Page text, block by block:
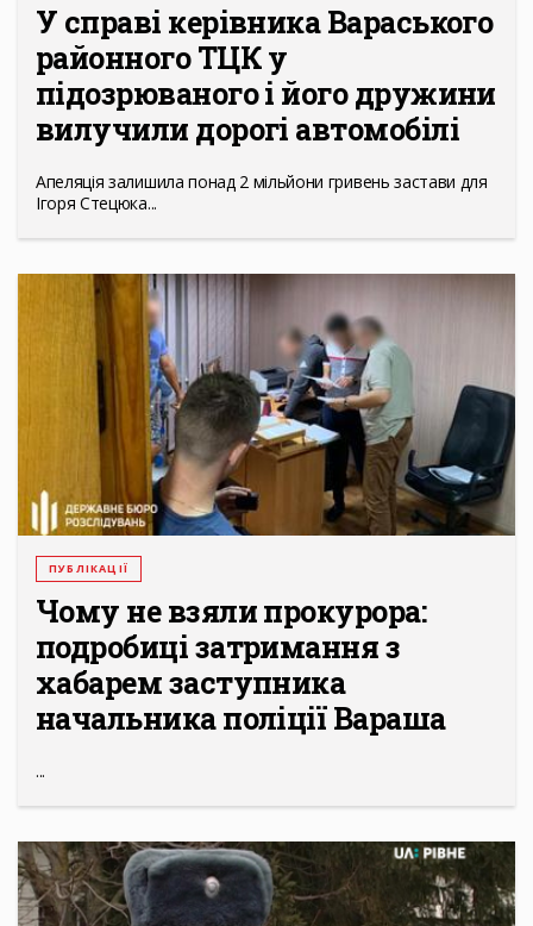
У справі керівника Вараського
районного ТЦК у
підозрюваного і його дружини
вилучили дорогі автомобілі
Апеляція залишила понад 2 мільйони гривень застави для
Ігоря Стецюка...
ПУБЛІКАЦІЇ
Чому не взяли прокурора:
подробиці затримання з
хабарем заступника
начальника поліції Вараша
...